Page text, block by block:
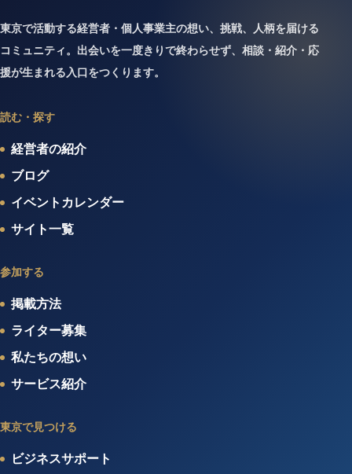
東京で活動する経営者・個人事業主の想い、挑戦、人柄を届ける
コミュニティ。出会いを一度きりで終わらせず、相談・紹介・応
援が生まれる入口をつくります。
読む・探す
経営者の紹介
ブログ
イベントカレンダー
サイト一覧
参加する
掲載方法
ライター募集
私たちの想い
サービス紹介
東京で見つける
ビジネスサポート